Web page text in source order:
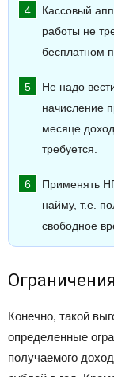
Кассовый
работы не
бесплатном
Не надо
начисление
месяце
требуется.
Применять
найму, т.е.
свободное
Конечно, такой
определенные
получаемого